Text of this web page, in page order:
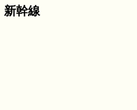
新幹線